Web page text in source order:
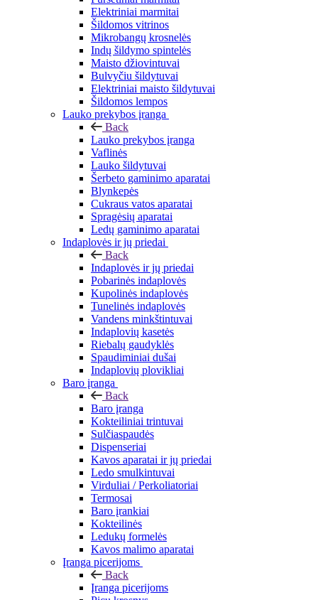
Elektriniai marmitai
Šildomos vitrinos
Mikrobangų krosnelės
Indų šildymo spintelės
Maisto džiovintuvai
Bulvyčiu šildytuvai
Elektriniai maisto šildytuvai
Šildomos lempos
Lauko prekybos įranga
Back
Lauko prekybos įranga
Vaflinės
Lauko šildytuvai
Šerbeto gaminimo aparatai
Blynkepės
Cukraus vatos aparatai
Spragėsių aparatai
Ledų gaminimo aparatai
Indaplovės ir jų priedai
Back
Indaplovės ir jų priedai
Pobarinės indaplovės
Kupolinės indaplovės
Tunelinės indaplovės
Vandens minkštintuvai
Indaplovių kasetės
Riebalų gaudyklės
Spaudiminiai dušai
Indaplovių plovikliai
Baro įranga
Back
Baro įranga
Kokteiliniai trintuvai
Sulčiaspaudės
Dispenseriai
Kavos aparatai ir jų priedai
Ledo smulkintuvai
Virduliai / Perkoliatoriai
Termosai
Baro įrankiai
Kokteilinės
Ledukų formelės
Kavos malimo aparatai
Įranga picerijoms
Back
Įranga picerijoms